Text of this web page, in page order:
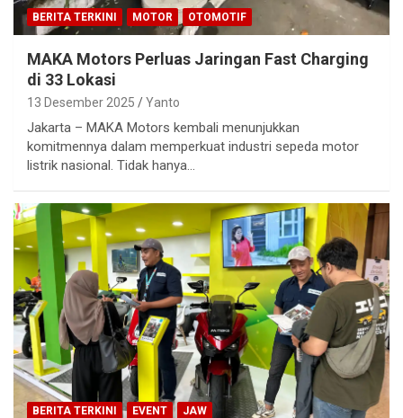
BERITA TERKINI MOTOR OTOMOTIF
MAKA Motors Perluas Jaringan Fast Charging
di 33 Lokasi
13 Desember 2025 Yanto
Jakarta – MAKA Motors kembali menunjukkan
komitmennya dalam memperkuat industri sepeda motor
listrik nasional. Tidak hanya…
BERITA TERKINI EVENT JAW